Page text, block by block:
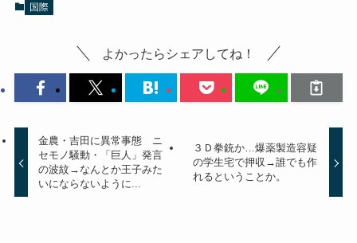
国際
よかったらシェアしてね！
金農・吉田に異常事態 ニ
セモノ騒動・「巨人」発言
の波紋→なんとか王子みた
いにならないように...
３Ｄ拳銃か…爆薬製造容疑
の学生宅で押収→誰でも作
れるということか。